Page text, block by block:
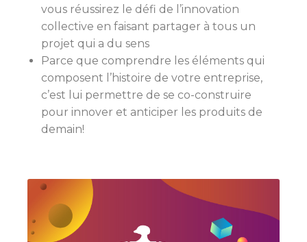
vous réussirez le défi de l’innovation
collective en faisant partager à tous un
projet qui a du sens
Parce que comprendre les éléments qui
composent l’histoire de votre entreprise,
c’est lui permettre de se co-construire
pour innover et anticiper les produits de
demain!